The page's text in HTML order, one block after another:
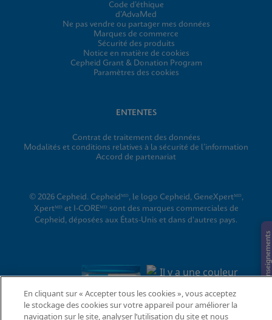
Demande de renseignements
Code d’éthique
d’AdvaMed
Ne pas vendre ou partager mes données
Marques de commerce
Sécurité des produits
Notice en matière de cookies
Cepheid Grant & Donation Program
Paramètres des cookies
ENTENTES
Contrat de traitement des données
Modalités et conditions relatives à la sécurité de l’information
Accord de partenariat
© 2026 Cepheid. Cepheidᴹᴰ, le logo Cepheid, GeneXpertᴹᴰ,
Xpertᴹᴰ et I-COREᴹᴰ sont des marques commerciales de
Cepheid, déposées aux États-Unis et dans d'autres pays.
En cliquant sur « Accepter tous les cookies », vous acceptez
le stockage des cookies sur votre appareil pour améliorer la
navigation sur le site, analyser l’utilisation du site et nous